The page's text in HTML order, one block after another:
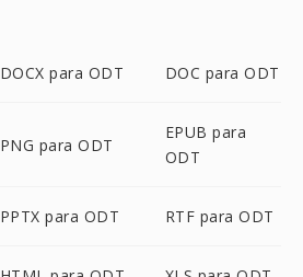
DOCX para ODT DOC para ODT
PNG para ODT
EPUB para
ODT
PPTX para ODT RTF para ODT